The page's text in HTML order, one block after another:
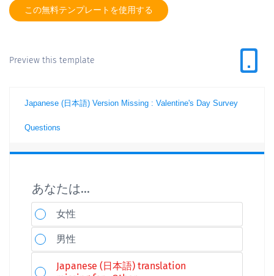
この無料テンプレートを使用する
Preview this template